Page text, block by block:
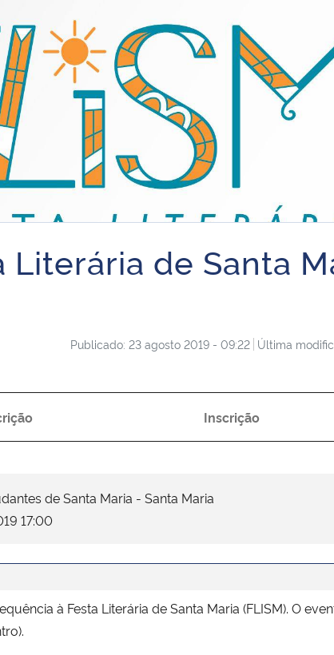
Literária de Santa
Publicado: 23 agosto 2019 - 09:22 Última
Inscrição
de Santa Maria - Santa Maria
17:00
à Festa Literária de Santa Maria (FLISM). O